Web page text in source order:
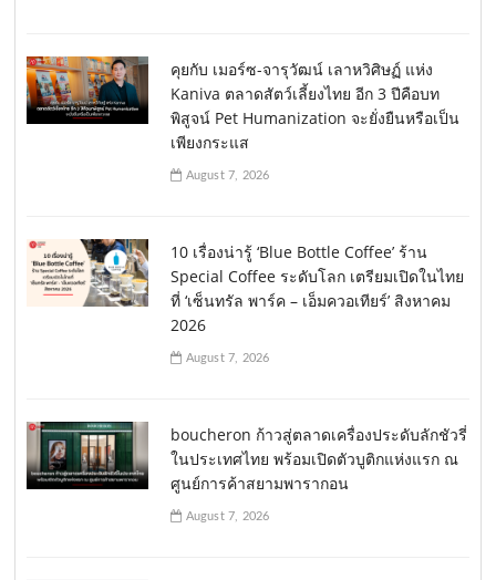
คุยกับ เมอร์ซ-จารุวัฒน์ เลาหวิศิษฏ์ แห่ง
Kaniva ตลาดสัตว์เลี้ยงไทย อีก 3 ปีคือบท
พิสูจน์ Pet Humanization จะยั่งยืนหรือเป็น
เพียงกระแส
August 7, 2026
10 เรื่องน่ารู้ ‘Blue Bottle Coffee’ ร้าน
Special Coffee ระดับโลก เตรียมเปิดในไทย
ที่ ‘เซ็นทรัล พาร์ค – เอ็มควอเทียร์’ สิงหาคม
2026
August 7, 2026
boucheron ก้าวสู่ตลาดเครื่องประดับลักชัวรี่
ในประเทศไทย พร้อมเปิดตัวบูติกแห่งแรก ณ
ศูนย์การค้าสยามพารากอน
August 7, 2026